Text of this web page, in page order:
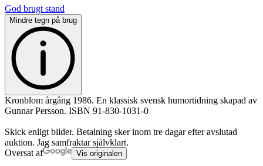
God brugt stand
Mindre tegn på brug
Kronblom årgång 1986. En klassisk svensk humortidning skapad av
Gunnar Persson. ISBN 91-830-1031-0
Skick enligt bilder. Betalning sker inom tre dagar efter avslutad
auktion. Jag samfraktar självklart.
Oversat af
Vis originalen